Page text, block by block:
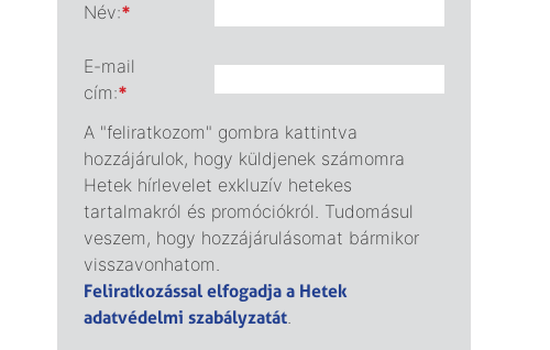
Név:*
E-mail
cím:*
A "feliratkozom" gombra kattintva
hozzájárulok, hogy küldjenek számomra
Hetek hírlevelet exkluzív hetekes
tartalmakról és promóciókról. Tudomásul
veszem, hogy hozzájárulásomat bármikor
visszavonhatom.
Feliratkozással elfogadja a Hetek
adatvédelmi szabályzatát.